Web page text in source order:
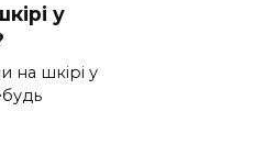
у
на шкірі у